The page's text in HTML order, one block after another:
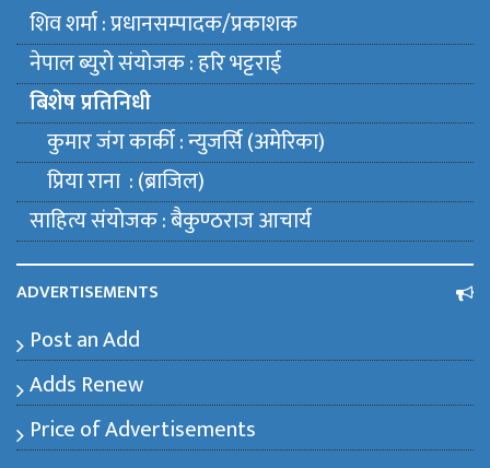
शिव शर्मा : प्रधानसम्पादक/प्रकाशक
नेपाल ब्युराे संयाेजक : हरि भट्टराई
बिशेष प्रतिनिधी
कुमार जंग कार्की : न्युजर्सि (अमेरिका)
प्रिया राना : (ब्राजिल)
साहित्य संयाेजक : बैकुण्ठराज आचार्य
ADVERTISEMENTS
Post an Add
Adds Renew
Price of Advertisements